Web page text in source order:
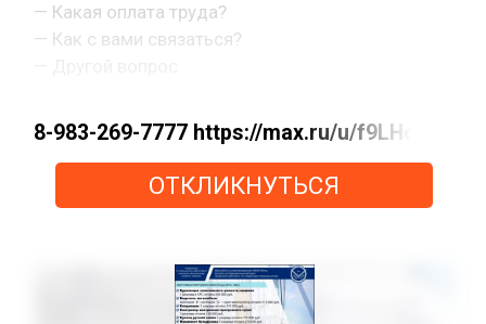
— Какая оплата труда?
— Как с вами связаться?
8-983-269-7777 https://max.ru/u/
ОТКЛИКНУТЬСЯ